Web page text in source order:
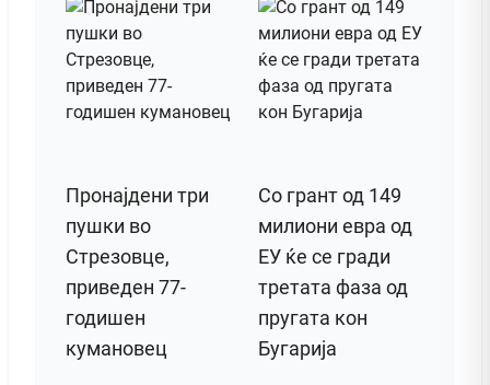
Пронајдени три
пушки во
Стрезовце,
приведен 77-
годишен
кумановец
Со грант од 149
милиони евра од
ЕУ ќе се гради
третата фаза од
пругата кон
Бугарија